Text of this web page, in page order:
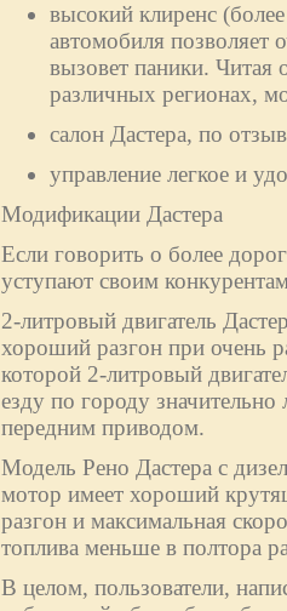
высокий клиренс
автомобиля позволяет
вызовет паники. Читая
различных регионах,
салон Дастера, по
управление легкое и
Модификации Дастера
Если говорить о более
уступают своим
2-литровый двигатель
хороший разгон при очень
которой 2-литровый
езду по городу
передним приводом.
Модель Рено Дастера с
мотор имеет хороший
разгон и максимальная
топлива меньше в полтора
В целом, пользователи,